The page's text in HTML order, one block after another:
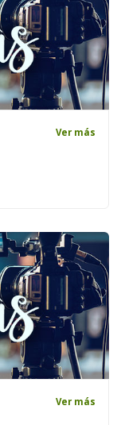
Ver más
Ver más